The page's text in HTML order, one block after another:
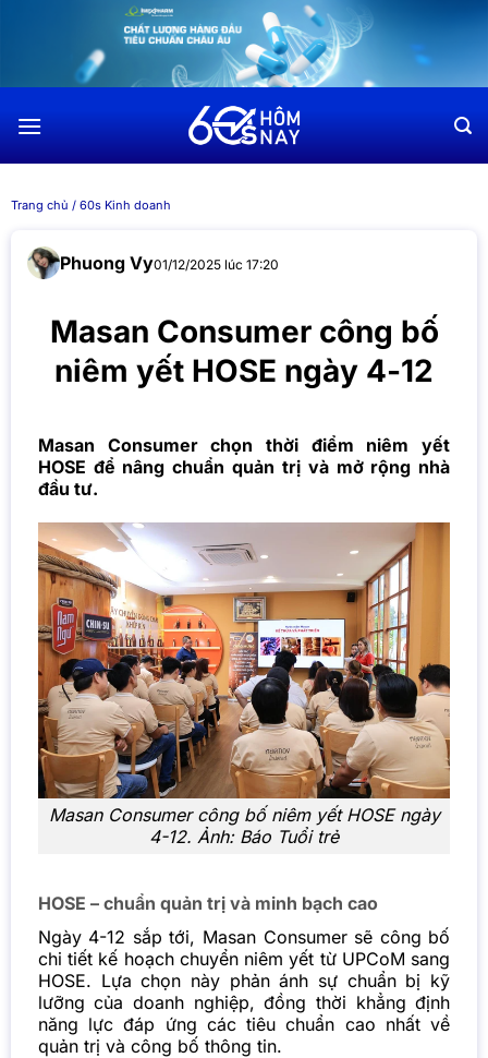
dung
Trang chủ / 60s Kinh doanh
Phuong Vy01/12/2025 lúc 17:20
Masan Consumer công bố
niêm yết HOSE ngày 4-12
Masan Consumer chọn thời điểm niêm yết
HOSE để nâng chuẩn quản trị và mở rộng nhà
đầu tư.
Masan Consumer công bố niêm yết HOSE ngày
4-12. Ảnh: Báo Tuổi trẻ
HOSE – chuẩn quản trị và minh bạch cao
Ngày 4-12 sắp tới, Masan Consumer sẽ công bố
chi tiết kế hoạch chuyển niêm yết từ UPCoM sang
HOSE. Lựa chọn này phản ánh sự chuẩn bị kỹ
lưỡng của doanh nghiệp, đồng thời khẳng định
năng lực đáp ứng các tiêu chuẩn cao nhất về
quản trị và công bố thông tin.